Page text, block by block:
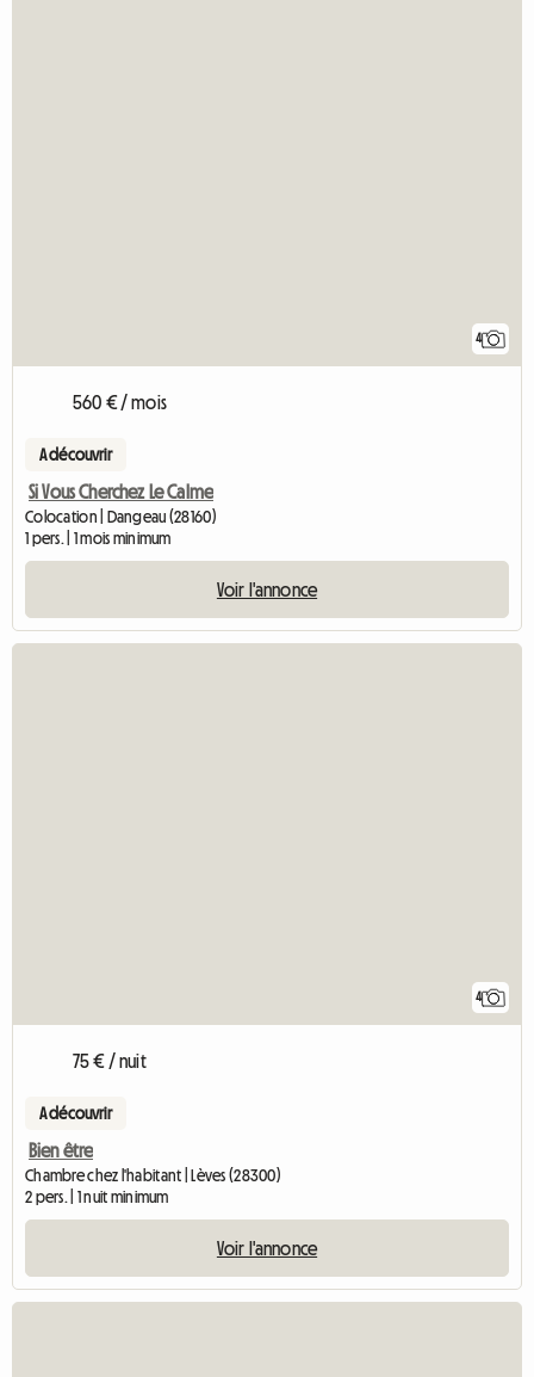
4
560 € / mois
A découvrir
Si Vous Cherchez Le Calme
Colocation | Dangeau (28160)
1 pers. | 1 mois minimum
Voir l'annonce
4
75 € / nuit
A découvrir
Bien être
Chambre chez l'habitant | Lèves (28300)
2 pers. | 1 nuit minimum
Voir l'annonce